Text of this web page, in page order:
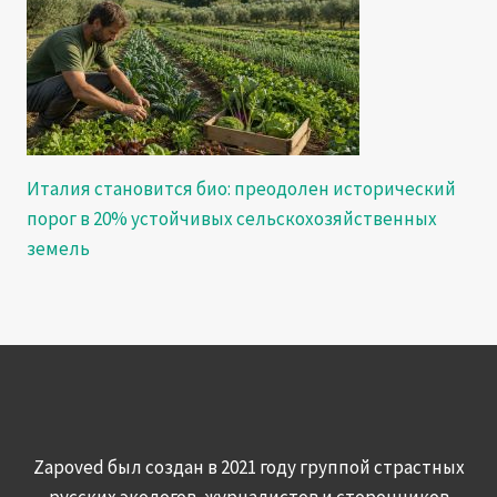
Италия становится био: преодолен исторический
порог в 20% устойчивых сельскохозяйственных
земель
Zapoved был создан в 2021 году группой страстных